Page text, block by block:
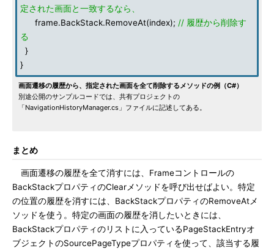
定された画面と一致するなら、
frame.BackStack.RemoveAt(index); // 履歴から削除す
る
}
}
画面遷移の履歴から、指定された画面を全て削除するメソッドの例（C#）
別途公開のサンプルコードでは、共有プロジェクトの
「NavigationHistoryManager.cs」ファイルに記述してある。
まとめ
画面遷移の履歴を全て消すには、Frameコントロールの
BackStackプロパティのClearメソッドを呼び出せばよい。特定
の位置の履歴を消すには、BackStackプロパティのRemoveAtメ
ソッドを使う。特定の画面の履歴を消したいときには、
BackStackプロパティのリストに入っているPageStackEntryオ
ブジェクトのSourcePageTypeプロパティを使って、該当する履